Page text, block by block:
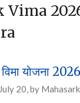
Vima
योजना 2026
July 20,by